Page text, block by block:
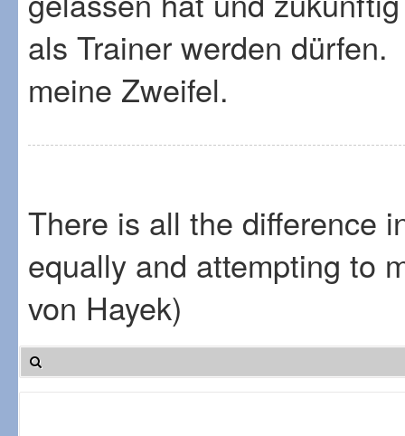
als Trainer werden
meine Zweifel.
There is all the difference
equally and attempting to
von Hayek)